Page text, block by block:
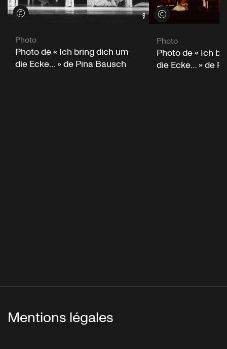
Voir les crédits
Photo
Photo de « Ich bring dich um
die Ecke… » de Pina Bausch
Voir les crédits
Photo
Photo de « Ich
die Ecke… » de
Mentions légales